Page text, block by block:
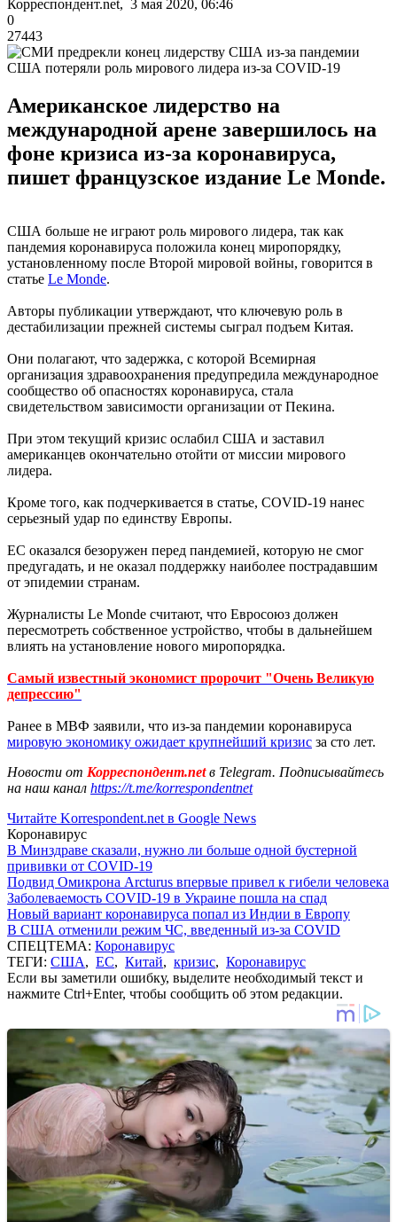
Корреспондент.net, 3 мая 2020, 06:46
0
27443
CША потеряли роль мирового лидера из-за COVID-19
Американское лидерство на
международной арене завершилось на
фоне кризиса из-за коронавируса,
пишет французское издание Le Monde.
США больше не играют роль мирового лидера, так как
пандемия коронавируса положила конец миропорядку,
установленному после Второй мировой войны, говорится в
статье Le Monde.
Авторы публикации утверждают, что ключевую роль в
дестабилизации прежней системы сыграл подъем Китая.
Они полагают, что задержка, с которой Всемирная
организация здравоохранения предупредила международное
сообщество об опасностях коронавируса, стала
свидетельством зависимости организации от Пекина.
При этом текущий кризис ослабил США и заставил
американцев окончательно отойти от миссии мирового
лидера.
Кроме того, как подчеркивается в статье, COVID-19 нанес
серьезный удар по единству Европы.
ЕС оказался безоружен перед пандемией, которую не смог
предугадать, и не оказал поддержку наиболее пострадавшим
от эпидемии странам.
Журналисты Le Monde считают, что Евросоюз должен
пересмотреть собственное устройство, чтобы в дальнейшем
влиять на установление нового миропорядка.
Самый известный экономист пророчит "Очень Великую
депрессию"
Ранее в МВФ заявили, что из-за пандемии коронавируса
мировую экономику ожидает крупнейший кризис за сто лет.
Новости от Корреспондент.netв Telegram. Подписывайтесь
на наш канал https://t.me/korrespondentnet
Читайте Korrespondent.net в Google News
Коронавирус
В Минздраве сказали, нужно ли больше одной бустерной
прививки от COVID-19
Подвид Омикрона Arcturus впервые привел к гибели человека
Заболеваемость COVID-19 в Украине пошла на спад
Новый вариант коронавируса попал из Индии в Европу
В США отменили режим ЧС, введенный из-за COVID
СПЕЦТЕМА: Коронавирус
ТЕГИ: США, ЕС, Китай, кризис, Коронавирус
Если вы заметили ошибку, выделите необходимый текст и
нажмите Ctrl+Enter, чтобы сообщить об этом редакции.